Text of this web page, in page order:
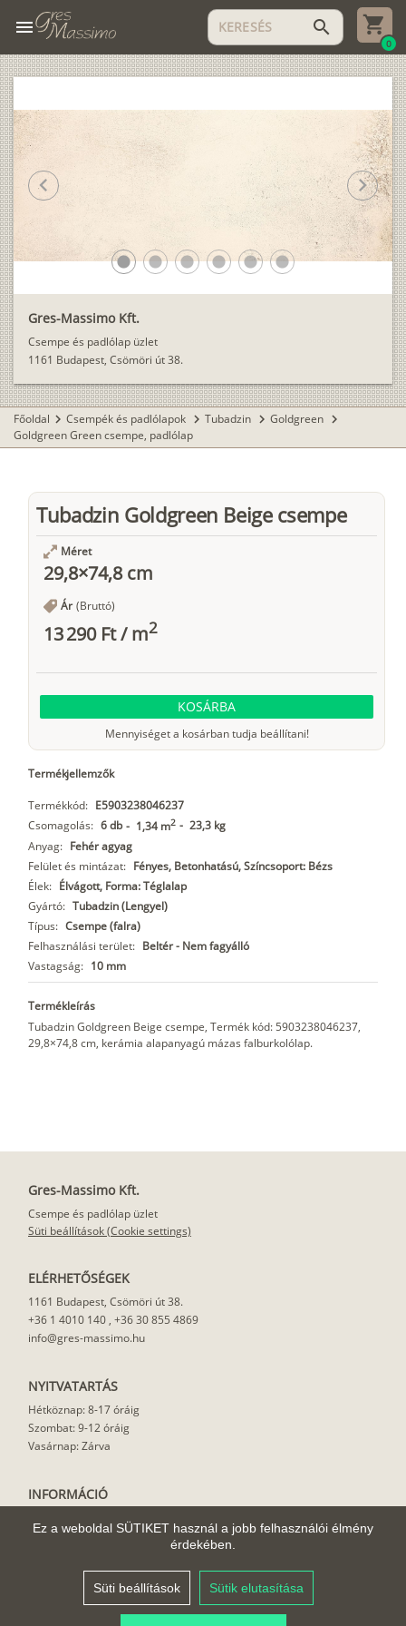
Ez a weboldal SÜTIKET használ a jobb felhasználói élmény
érdekében.
Süti beállítások Sütik elutasítása
menu search
0
Gres-Massimo Kft.
Csempe és padlólap üzlet
1161 Budapest, Csömöri út 38.
lens lens lens lens lens lens
chevron_left chevron_right
Főoldal chevron_right Csempék és padlólapok chevron_right Tubadzin chevron_right Goldgreen chevron_right
Goldgreen Green csempe, padlólap
Tubadzin Goldgreen Beige csempe
Méret
29,8×74,8 cm
Ár (Bruttó)
13 290 Ft/m2
KOSÁRBA
Mennyiséget a kosárban tudja beállítani!
Termékjellemzők
Termékkód: E5903238046237
Csomagolás: 6 db - 1,34 m2 - 23,3 kg
Anyag: Fehér agyag
Felület és mintázat: Fényes, Betonhatású, Színcsoport: Bézs
Élek: Élvágott, Forma: Téglalap
Gyártó: Tubadzin (Lengyel)
Típus: Csempe (falra)
Felhasználási terület: Beltér - Nem fagyálló
Vastagság: 10 mm
Termékleírás
Tubadzin Goldgreen Beige csempe, Termék kód: 5903238046237,
29,8×74,8 cm, kerámia alapanyagú mázas falburkolólap.
Gres-Massimo Kft.
Csempe és padlólap üzlet
Süti beállítások (Cookie settings)
ELÉRHETŐSÉGEK
1161 Budapest, Csömöri út 38.
+36 1 4010 140 , +36 30 855 4869
info@gres-massimo.hu
NYITVATARTÁS
Hétköznap: 8-17 óráig
Szombat: 9-12 óráig
Vasárnap: Zárva
INFORMÁCIÓ
Felhasználási javaslat